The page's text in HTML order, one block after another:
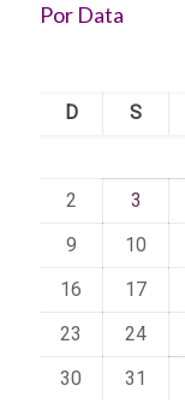
Por Data
D S
2
3
9
10
16
17
23
24
30
31